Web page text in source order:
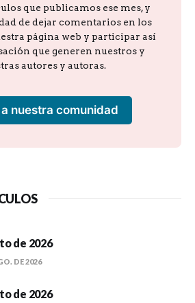
que publicamos ese mes, y
de dejar comentarios en los
página web y participar así
que generen nuestros y
autores y autoras.
nuestra comunidad
de 2026
DE 2026
de 2026